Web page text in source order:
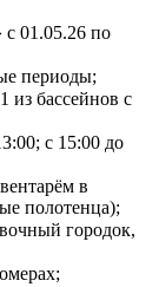
с 01.05.26 по
периоды;
из бассейнов с
с 15:00 до
в
полотенца);
городок,